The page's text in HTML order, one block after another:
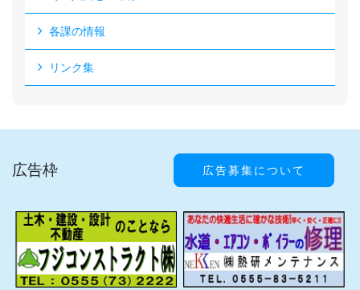
各課の情報
リンク集
広告枠 広告募集について